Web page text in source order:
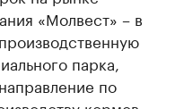
«Молвест» – в
парка,
по